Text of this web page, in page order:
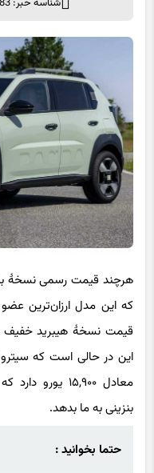
شناسه خبر: 429283
هرچند قیمت رسمی نسخهٔ
که این مدل ارزان‌ترین عضو
معادل ۱۵,۹۰۰
بنزینی به ما بدهد.
حتما بخوانید :